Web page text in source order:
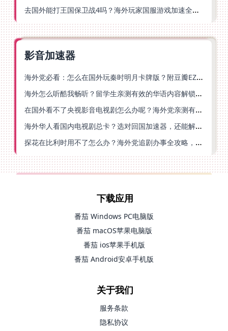
去国外能打王国保卫战4吗？海外玩家国服游戏加速全攻略（附公主连结幻想江湖实测）
影音加速器
海外党必看：怎么在国外玩秦时明月卡牌版？附豆瓣EZCast地区限制破解法
海外怎么听酷我畅听？留学生亲测有效的华语内容解锁指南
在国外看不了央视影音电视剧怎么办呢？海外党亲测有效的回国加速方案
海外华人看国内电视剧总卡？选对回国加速器，还能解决菲律宾打不开反诈中心的问题
探花在比利时用不了怎么办？海外党追剧办事全攻略，选对加速器就够了
下载应用
番茄 Windows PC电脑版
番茄 macOS苹果电脑版
番茄 ios苹果手机版
番茄 Android安卓手机版
关于我们
服务条款
隐私协议